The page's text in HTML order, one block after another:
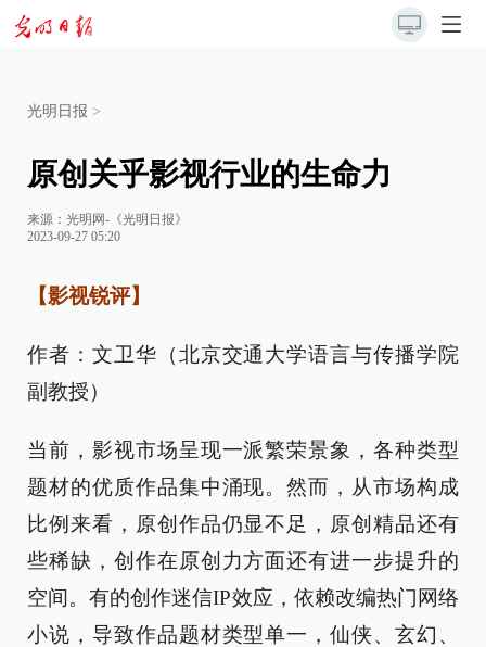
光明日报 >
原创关乎影视行业的生命力
来源： 光明网-《光明日报》
2023-09-27 05:20
【影视锐评】
作者：文卫华（北京交通大学语言与传播学院
副教授）
当前，影视市场呈现一派繁荣景象，各种类型
题材的优质作品集中涌现。然而，从市场构成
比例来看，原创作品仍显不足，原创精品还有
些稀缺，创作在原创力方面还有进一步提升的
空间。有的创作迷信IP效应，依赖改编热门网络
小说，导致作品题材类型单一，仙侠、玄幻、